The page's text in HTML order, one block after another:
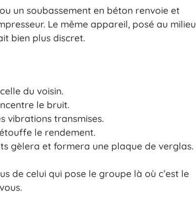
un soubassement en béton renvoie et
Le même appareil, posé au milieu
bien plus discret.
du voisin.
le bruit.
vibrations transmises.
le rendement.
gèlera et formera une plaque de verglas.
de celui qui pose le groupe là où c’est le